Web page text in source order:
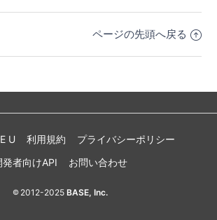
ページの先頭へ戻る
U 利用規約
プライバシーポリシー
発者向けAPI
お問い合わせ
© 2012-2025BASE, Inc.